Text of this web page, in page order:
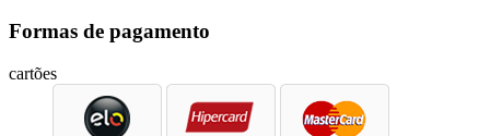
Formas de pagamento
cartões